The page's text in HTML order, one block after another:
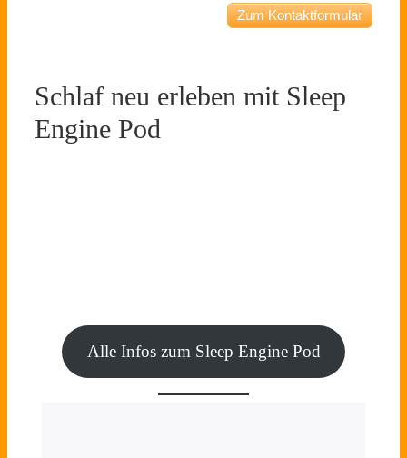
Zum Kontaktformular
Schlaf neu erleben mit Sleep
Engine Pod
Alle Infos zum Sleep Engine Pod